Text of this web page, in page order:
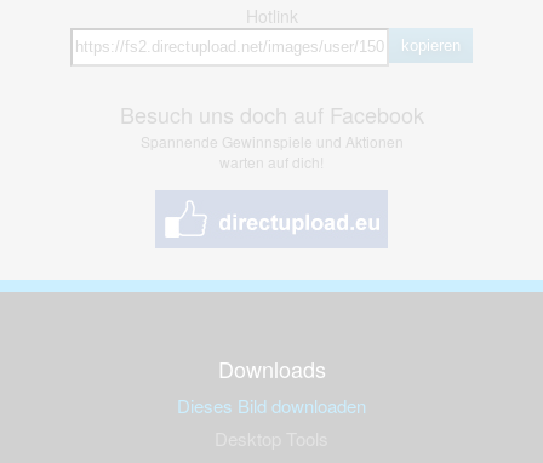
Hotlink
kopieren
Besuch uns doch auf Facebook
Spannende Gewinnspiele und Aktionen
warten auf dich!
Downloads
Dieses Bild downloaden